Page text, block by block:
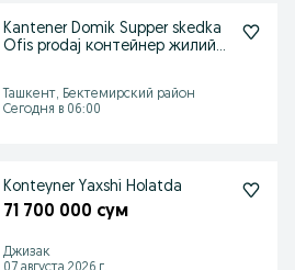
Kantener Domik Supper skedka
Ofis prodaj контейнер жилий
Ташкент, Бектемирский район
Сегодня в 06:00
Konteyner Yaxshi Holatda
71 700 000 сум
Джизак